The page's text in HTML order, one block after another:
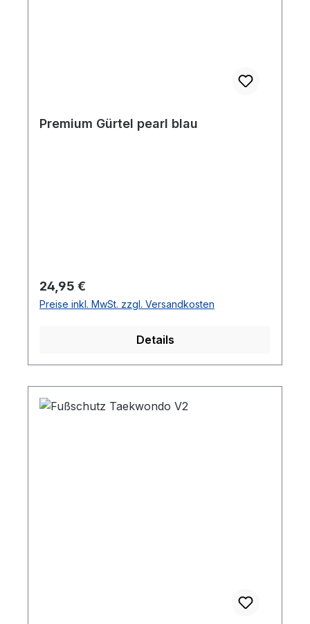
Premium Gürtel pearl blau
Regulärer Preis:
24,95 €
Preise inkl. MwSt. zzgl. Versandkosten
Details